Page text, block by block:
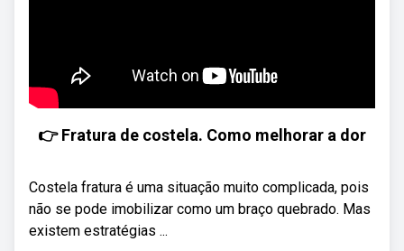
👉 Fratura de costela. Como melhorar a dor
Costela fratura é uma situação muito complicada, pois
não se pode imobilizar como um braço quebrado. Mas
existem estratégias ...